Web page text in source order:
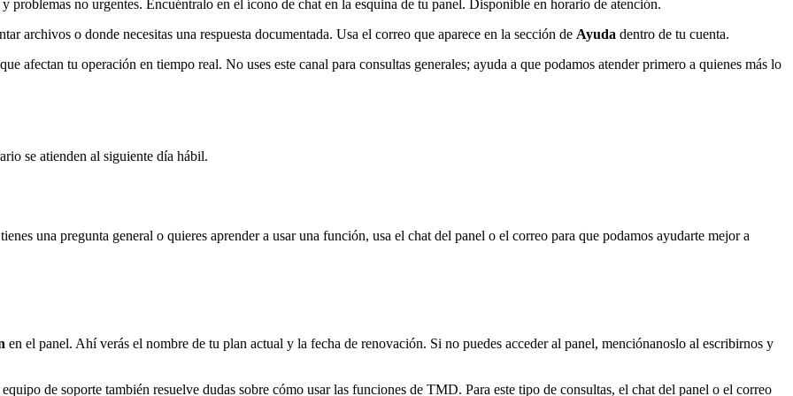
no urgentes. Encuéntralo en el ícono de chat en la esquina de tu panel. Disponible en horario de atención.
archivos o donde necesitas una respuesta documentada. Usa el correo que aparece en la sección de Ayuda dentro de tu cuenta.
afectan tu operación en tiempo real. No uses este canal para consultas generales; ayuda a que podamos atender primero a quienes más lo
se atienden al siguiente día hábil.
una pregunta general o quieres aprender a usar una función, usa el chat del panel o el correo para que podamos ayudarte mejor a
en el panel. Ahí verás el nombre de tu plan actual y la fecha de renovación. Si no puedes acceder al panel, menciónanoslo al escribirnos y
de soporte también resuelve dudas sobre cómo usar las funciones de TMD. Para este tipo de consultas, el chat del panel o el correo